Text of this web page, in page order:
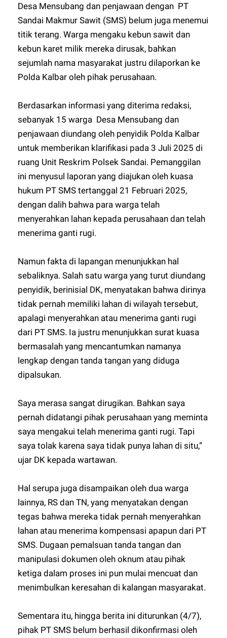
Desa Mensubang dan penjawaan dengan PT
Sandai Makmur Sawit (SMS) belum juga menemui
titik terang. Warga mengaku kebun sawit dan
kebun karet milik mereka dirusak, bahkan
sejumlah nama masyarakat justru dilaporkan ke
Polda Kalbar oleh pihak perusahaan.
Berdasarkan informasi yang diterima redaksi,
sebanyak 15 warga Desa Mensubang dan
penjawaan diundang oleh penyidik Polda Kalbar
untuk memberikan klarifikasi pada 3 Juli 2025 di
ruang Unit Reskrim Polsek Sandai. Pemanggilan
ini menyusul laporan yang diajukan oleh kuasa
hukum PT SMS tertanggal 21 Februari 2025,
dengan dalih bahwa para warga telah
menyerahkan lahan kepada perusahaan dan telah
menerima ganti rugi.
Namun fakta di lapangan menunjukkan hal
sebaliknya. Salah satu warga yang turut diundang
penyidik, berinisial DK, menyatakan bahwa dirinya
tidak pernah memiliki lahan di wilayah tersebut,
apalagi menyerahkan atau menerima ganti rugi
dari PT SMS. Ia justru menunjukkan surat kuasa
bermasalah yang mencantumkan namanya
lengkap dengan tanda tangan yang diduga
dipalsukan.
Saya merasa sangat dirugikan. Bahkan saya
pernah didatangi pihak perusahaan yang meminta
saya mengakui telah menerima ganti rugi. Tapi
saya tolak karena saya tidak punya lahan di situ,”
ujar DK kepada wartawan.
Hal serupa juga disampaikan oleh dua warga
lainnya, RS dan TN, yang menyatakan dengan
tegas bahwa mereka tidak pernah menyerahkan
lahan atau menerima kompensasi apapun dari PT
SMS. Dugaan pemalsuan tanda tangan dan
manipulasi dokumen oleh oknum atau pihak
ketiga dalam proses ini pun mulai mencuat dan
menimbulkan keresahan di kalangan masyarakat.
Sementara itu, hingga berita ini diturunkan (4/7),
pihak PT SMS belum berhasil dikonfirmasi oleh